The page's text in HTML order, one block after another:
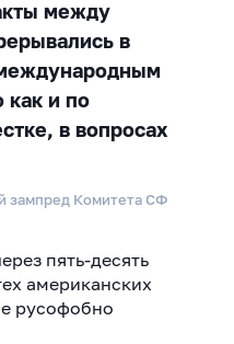
между
в
как и по
в вопросах
зампред Комитета СФ
пять-десять
американских
русофобно